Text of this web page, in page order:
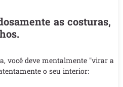
as costuras,
você deve mentalmente "virar a
o seu interior: